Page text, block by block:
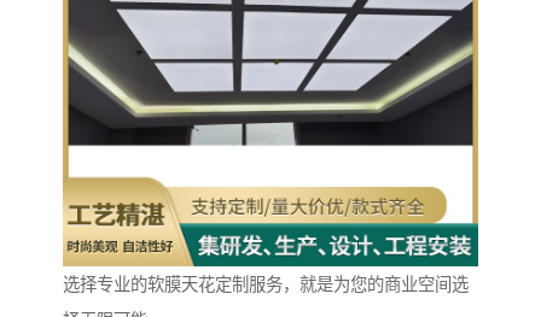
选择专业的软膜天花定制服务，就是为您的商业空间选